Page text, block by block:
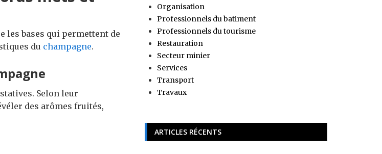
les bases qui permettent de
du champagne.
Selon leur
des arômes fruités,
Organisation
Professionnels du batiment
Professionnels du tourisme
Restauration
Secteur minier
Services
Transport
Travaux
ARTICLES RÉCENTS